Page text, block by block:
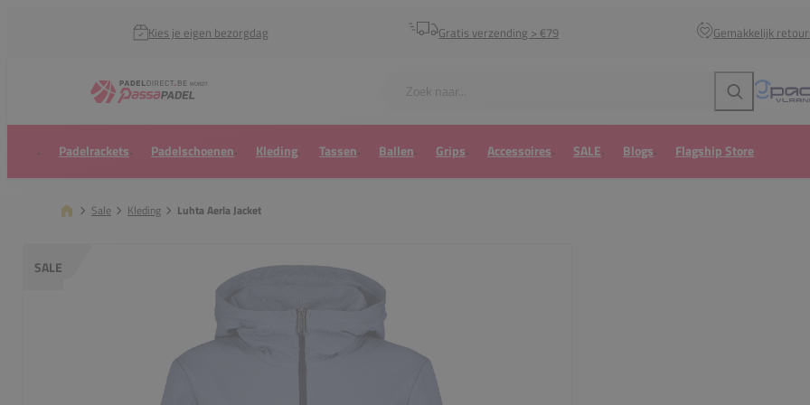
Kies je eigen bezorgdag Gratis verzending > €79 Gemakkelijk
Zoeken
Padelrackets Padelschoenen Kleding Tassen Ballen Grips Accessoires SALE Blogs Flagship Store
Sale Kleding Luhta Aerla Jacket
SALE